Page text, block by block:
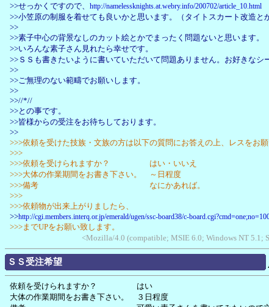
>>せっかくですので、 http://namelessknights.at.webry.info/200702/article_10.html
>>小笠原の制服を着せても良いかと思います。（タイトスカート改造と
>>
>>素子中心の背景なしのカット絵とかでまったく問題ないと思います。
>>いろんな素子さん見れたら幸せです。
>>ＳＳも書きたいように書いていただいて問題ありません。お好きなシ
>>
>>ご無理のない範疇でお願いします。
>>
>>//*//
>>との事です。
>>皆様からの受注をお待ちしております。
>>
>>>依頼を受けた技族・文族の方は以下の質問にお答えの上、レスをお願
>>>
>>>依頼を受けられますか？ はい・いいえ
>>>大体の作業期間をお書き下さい。 ～日程度
>>>備考 なにかあれば。
>>>
>>>依頼物が出来上がりましたら、
>>http://cgi.members.interq.or.jp/emerald/ugen/ssc-board38/c-
>>>までUPをお願い致します。
<Mozilla/4.0 (compatible; MSIE 6.0; Windows NT 5.1;
ＳＳ受注希望
依頼を受けられますか？ はい
大体の作業期間をお書き下さい。 ３日程度